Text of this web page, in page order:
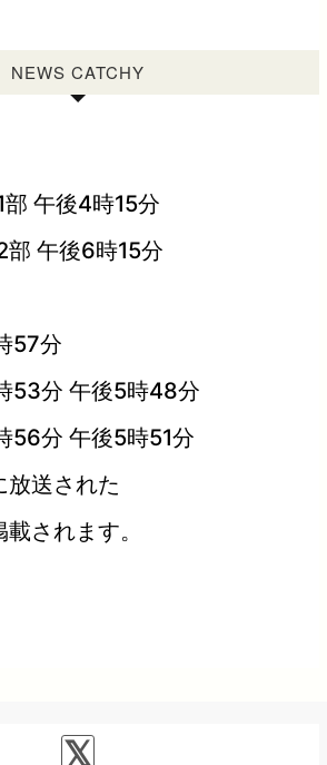
NEWS CATCHY
午後4時15分
午後6時15分
57分
53分 午後5時48分
56分 午後5時51分
送された
されます。